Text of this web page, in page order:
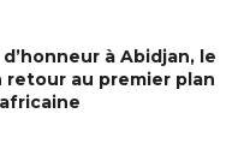
à Abidjan, le
retour au premier plan